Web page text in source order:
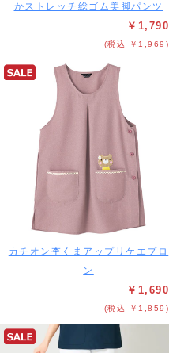
かストレッチ総ゴム美脚パンツ
￥1,790
(税込 ￥1,969)
カチオン杢くまアップリケエプロ
ン
￥1,690
(税込 ￥1,859)